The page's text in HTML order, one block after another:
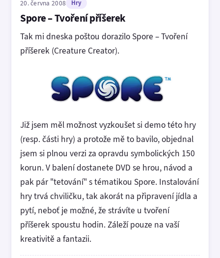
20. června 2008 Hry
Spore – Tvoření příšerek
Tak mi dneska poštou dorazilo Spore – Tvoření
příšerek (Creature Creator).
Již jsem měl možnost vyzkoušet si demo této hry
(resp. části hry) a protože mě to bavilo, objednal
jsem si plnou verzi za opravdu symbolických 150
korun. V balení dostanete DVD se hrou, návod a
pak pár "tetování" s tématikou Spore. Instalování
hry trvá chviličku, tak akorát na připravení jídla a
pytí, neboť je možné, že strávíte u tvoření
příšerek spoustu hodin. Záleží pouze na vaší
kreativitě a fantazii.